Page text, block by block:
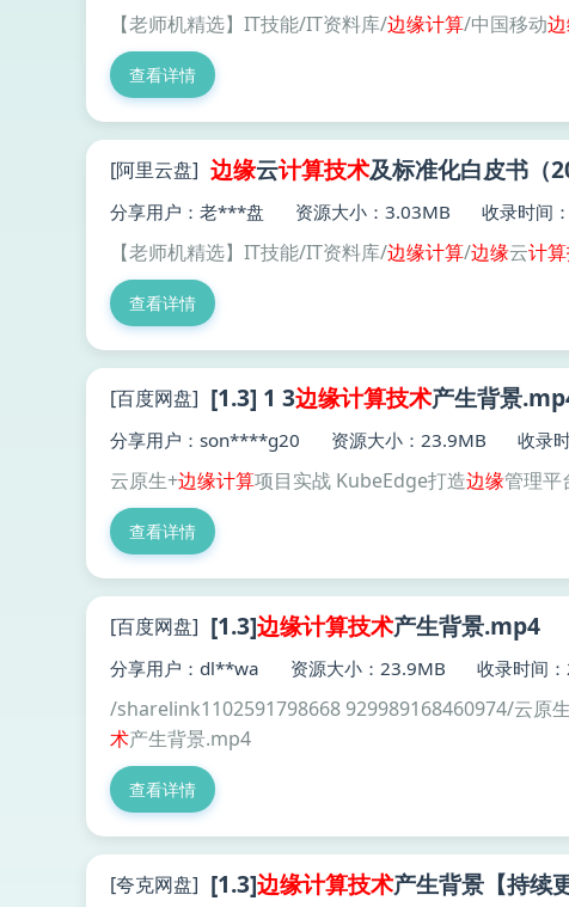
【老师机精选】IT技能/IT资料库/边缘计算/中国移动
查看详情
[阿里云盘] 边缘云计算技术及标准化白皮书（
分享用户：老***盘 资源大小：3.03MB 收录时间
【老师机精选】IT技能/IT资料库/边缘计算/边缘云计
查看详情
[百度网盘] [1.3] 1 3边缘计算技术产生背景
分享用户：son****g20 资源大小：23.9MB 收录
云原生+边缘计算项目实战 KubeEdge打造边缘管理
查看详情
[百度网盘] [1.3]边缘计算技术产生背景.mp4
分享用户：dl**wa 资源大小：23.9MB 收录时间
/sharelink1102591798668 929989168460974/云原
术产生背景.mp4
查看详情
[夸克网盘] [1.3]边缘计算技术产生背景【持